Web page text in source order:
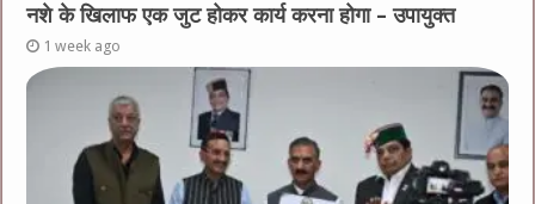
नशे के खिलाफ एक जुट होकर कार्य करना होगा – उपायुक्त
1 week ago